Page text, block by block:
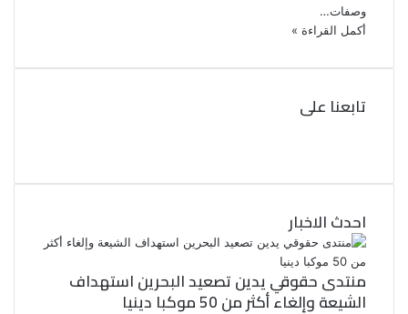
وصفات…
أكمل القراءة »
تابعنا على
ب
ك
ي
ر
احدث الاخبار
منتدى حقوقي يدين تصعيد البحرين استهداف
الشيعة وإلغاء أكثر من 50 موكبا دينيا